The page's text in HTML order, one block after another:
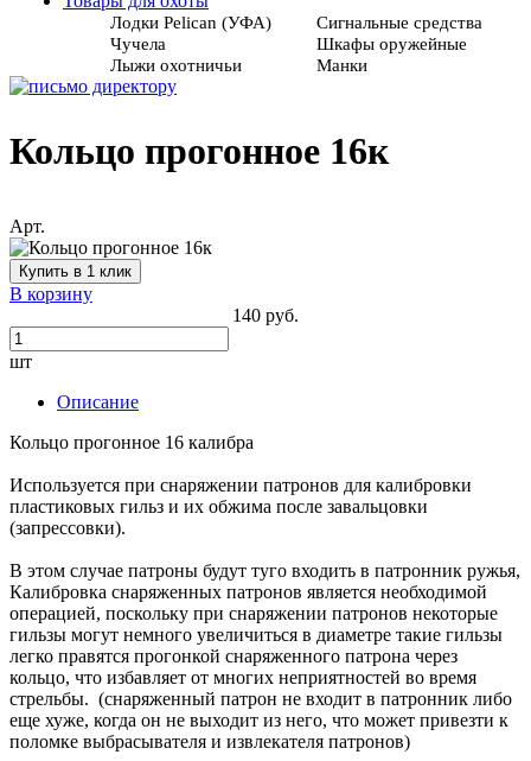
Лодки Pelican (УФА)
Сигнальные средства
Чучела
Шкафы оружейные
Лыжи охотничьи
Манки
Кольцо прогонное 16к
Арт.
Купить в 1 клик
В корзину
140 руб.
шт
Описание
Кольцо прогонное 16 калибра
Используется при снаряжении патронов для калибровки
пластиковых гильз и их обжима после завальцовки
(запрессовки).
В этом случае патроны будут туго входить в патронник ружья,
Калибровка снаряженных патронов является необходимой
операцией, поскольку при снаряжении патронов некоторые
гильзы могут немного увеличиться в диаметре такие гильзы
легко правятся прогонкой снаряженного патрона через
кольцо, что избавляет от многих неприятностей во время
стрельбы. (снаряженный патрон не входит в патронник либо
еще хуже, когда он не выходит из него, что может привезти к
поломке выбрасывателя и извлекателя патронов)